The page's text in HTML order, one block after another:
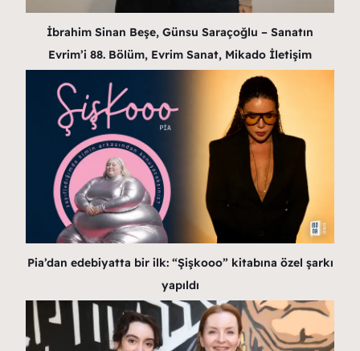
İbrahim Sinan Beşe, Günsu Saraçoğlu – Sanatın
Evrim’i 88. Bölüm, Evrim Sanat, Mikado İletişim
Pia’dan edebiyatta bir ilk: “Şişkooo” kitabına özel şarkı
yapıldı